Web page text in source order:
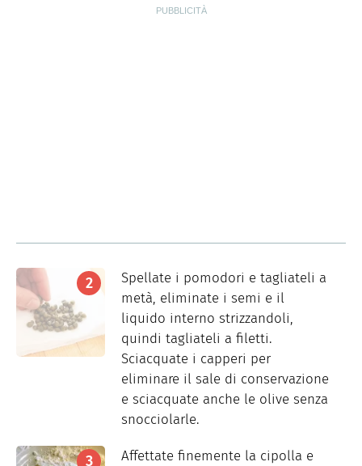
Spellate i pomodori e tagliateli a
metà, eliminate i semi e il
liquido interno strizzandoli,
quindi tagliateli a filetti.
Sciacquate i capperi per
eliminare il sale di conservazione
e sciacquate anche le olive senza
snocciolarle.
Affettate finemente la cipolla e